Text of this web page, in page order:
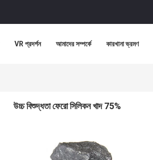
VR প্রদর্শন আমাদের সম্পর্কে কারখানা ভ্রমণ
উচ্চ বিশুদ্ধতা ফেরো সিলিকন খাদ 75%